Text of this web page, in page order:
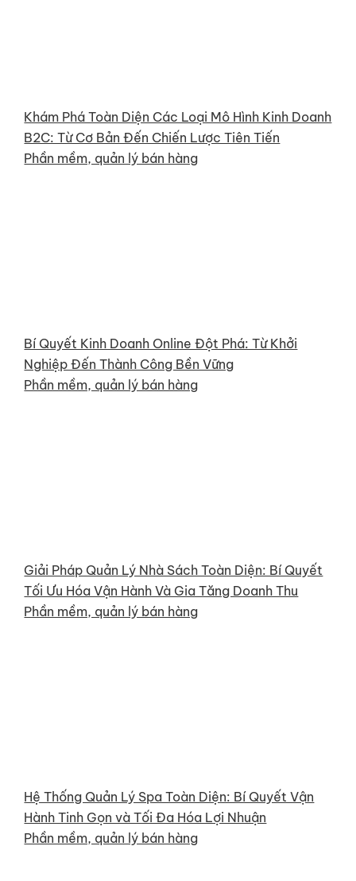
Khám Phá Toàn Diện Các Loại Mô Hình Kinh Doanh
B2C: Từ Cơ Bản Đến Chiến Lược Tiên Tiến
Phần mềm, quản lý bán hàng
Bí Quyết Kinh Doanh Online Đột Phá: Từ Khởi
Nghiệp Đến Thành Công Bền Vững
Phần mềm, quản lý bán hàng
Giải Pháp Quản Lý Nhà Sách Toàn Diện: Bí Quyết
Tối Ưu Hóa Vận Hành Và Gia Tăng Doanh Thu
Phần mềm, quản lý bán hàng
Hệ Thống Quản Lý Spa Toàn Diện: Bí Quyết Vận
Hành Tinh Gọn và Tối Đa Hóa Lợi Nhuận
Phần mềm, quản lý bán hàng